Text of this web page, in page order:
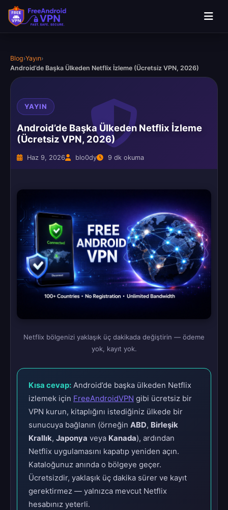
Blog›Yayın›
Android’de Başka Ülkeden Netflix İzleme (Ücretsiz VPN, 2026)
YAYIN
Android’de Başka Ülkeden Netflix İzleme
(Ücretsiz VPN, 2026)
Haz 9, 2026 blo0dy 9 dk okuma
Netflix bölgenizi yaklaşık üç dakikada değiştirin — ödeme
yok, kayıt yok.
Kısa cevap: Android’de başka ülkeden Netflix
izlemek için FreeAndroidVPN gibi ücretsiz bir
VPN kurun, kitaplığını istediğiniz ülkede bir
sunucuya bağlanın (örneğin ABD, Birleşik
Krallık, Japonya veya Kanada), ardından
Netflix uygulamasını kapatıp yeniden açın.
Kataloğunuz anında o bölgeye geçer.
Ücretsizdir, yaklaşık üç dakika sürer ve kayıt
gerektirmez — yalnızca mevcut Netflix
hesabınız yeterli.